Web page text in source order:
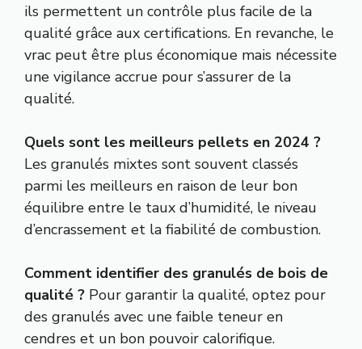
ils permettent un contrôle plus facile de la
qualité grâce aux certifications. En revanche, le
vrac peut être plus économique mais nécessite
une vigilance accrue pour s’assurer de la
qualité.
Quels sont les meilleurs pellets en 2024 ?
Les granulés mixtes sont souvent classés
parmi les meilleurs en raison de leur bon
équilibre entre le taux d’humidité, le niveau
d’encrassement et la fiabilité de combustion.
Comment identifier des granulés de bois de
qualité ? Pour garantir la qualité, optez pour
des granulés avec une faible teneur en
cendres et un bon pouvoir calorifique.